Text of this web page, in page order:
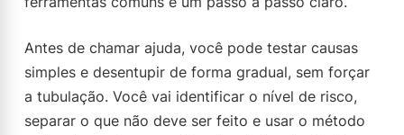
Antes de chamar ajuda, você pode testar causas
simples e desentupir de forma gradual, sem forçar
a tubulação. Você vai identificar o nível de risco,
separar o que não deve ser feito e usar o método